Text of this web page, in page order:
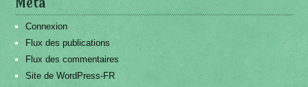
Connexion
Flux des publications
Flux des commentaires
Site de WordPress-FR